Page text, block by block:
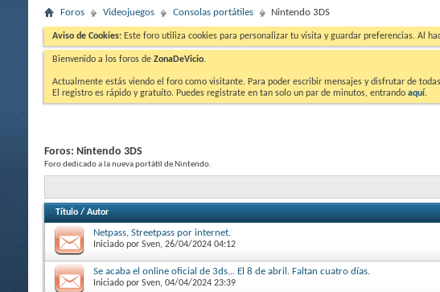
Foros Videojuegos Consolas portátiles Nintendo 3DS
Aviso de Cookies: Este foro utiliza cookies para personalizar tu visita y guardar preferencias. Al
Bienvenido a los foros de ZonaDeVicio.
Actualmente estás viendo el foro como visitante. Para poder escribir mensajes y disfrutar de
El registro es rápido y gratuíto. Puedes registrate en tan solo un par de minutos, entrando aquí.
Foros: Nintendo 3DS
Foro dedicado a la nueva portátil de Nintendo.
Título / Autor
Netpass, Streetpass por internet.
Iniciado por Sven, 26/04/2024 04:12
Se acaba el online oficial de 3ds... El 8 de abril. Faltan cuatro días.
Iniciado por Sven, 04/04/2024 23:39